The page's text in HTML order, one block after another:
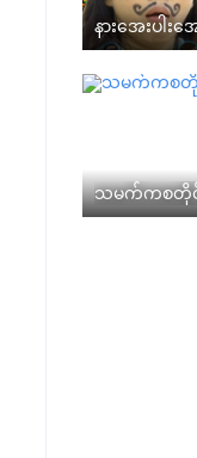
နားအေးပါးအ
သမက်ကစတိုင်